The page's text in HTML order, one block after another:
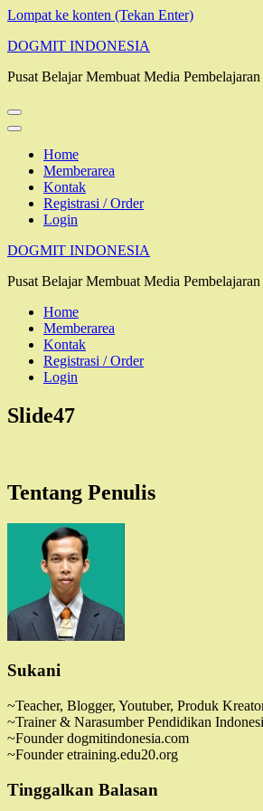
Lompat ke konten (Tekan Enter)
DOGMIT INDONESIA
Pusat Belajar Membuat Media
Home
Memberarea
Kontak
Registrasi / Order
Login
DOGMIT INDONESIA
Pusat Belajar Membuat Media
Home
Memberarea
Kontak
Registrasi / Order
Login
Slide47
Tentang Penulis
Sukani
~Teacher, Blogger, Youtuber, Produk
~Trainer & Narasumber Pendidikan
~Founder dogmitindonesia.com
~Founder etraining.edu20.org
Tinggalkan Balasan